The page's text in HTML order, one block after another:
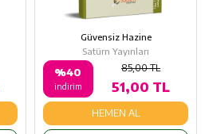
Güvensiz Hazine
Satürn Yayınları
%40
indirim
85,00 TL
51,00 TL
HEMEN AL